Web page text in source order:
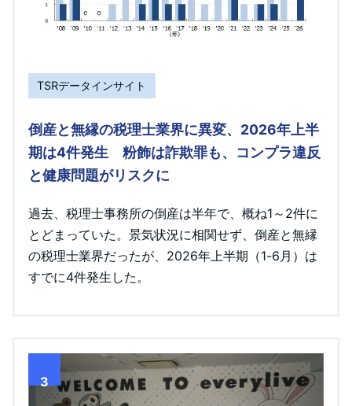
TSRデータインサイト
倒産と無縁の税理士業界に異変、2026年上半
期は4件発生 粉飾は詐欺罪も、コンプラ違反
と健康問題がリスクに
過去、税理士事務所の倒産は半年で、概ね1～2件に
とどまっていた。景気状況に相関せず、倒産と無縁
の税理士業界だったが、2026年上半期（1-6月）は
すでに4件発生した。
3